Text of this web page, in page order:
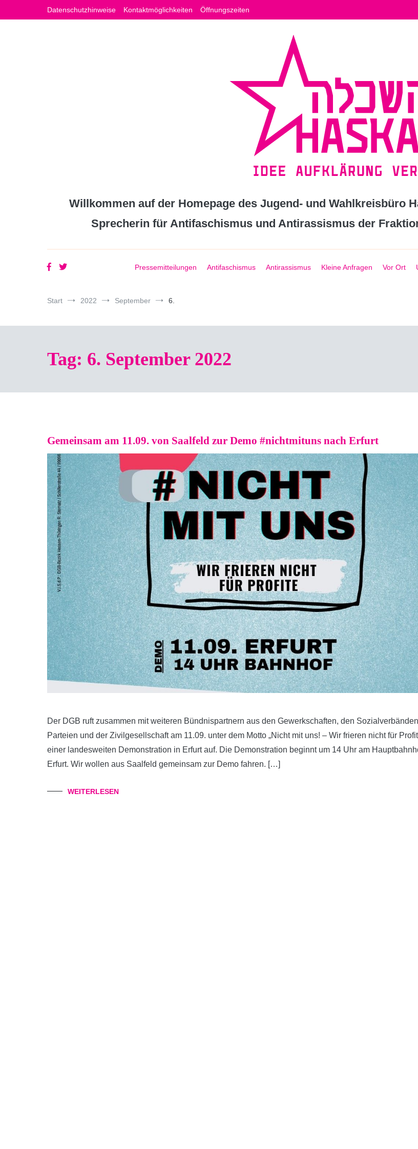
springen
Datenschutzhinweise Kontaktmöglichkeiten Öffnungszeiten
Willkommen auf der Homepage des Jugend- und Wahlkreisbüro
Sprecherin für Antifaschismus und Antirassismus der
Pressemitteilungen Antifaschismus Antirassismus Kleine Anfragen Vor Ort
Start 2022 September 6.
Tag: 6. September 2022
Gemeinsam am 11.09. von Saalfeld zur Demo #nichtmituns nach Erfurt
Der DGB ruft zusammen mit weiteren Bündnispartnern aus den Gewerkschaften, den
Parteien und der Zivilgesellschaft am 11.09. unter dem Motto „Nicht mit uns! – Wir frieren nicht für
einer landesweiten Demonstration in Erfurt auf. Die Demonstration beginnt um 14 Uhr am
Erfurt. Wir wollen aus Saalfeld gemeinsam zur Demo fahren. […]
WEITERLESEN